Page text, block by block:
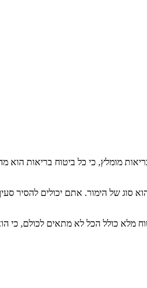
מומלץ, כי כל ביטוח בריאות
הוא סוג של הימור. אתם יכולים להסיר
מלא כולל הכל לא מתאים לכולם,